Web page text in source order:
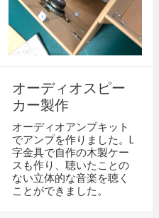
オーディオスピー
カー製作
オーディオアンプキット
でアンプを作りました。L
字金具で自作の木製ケー
スも作り、聴いたことの
ない立体的な音楽を聴く
ことができました。